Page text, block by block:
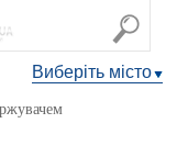
Виберіть місто